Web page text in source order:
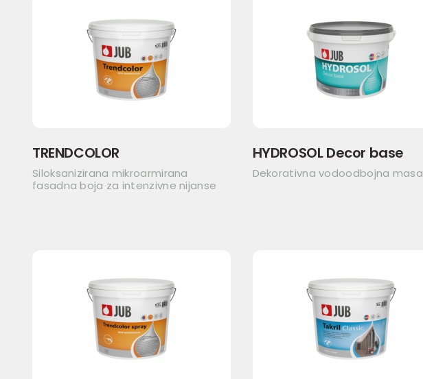
TRENDCOLOR
Siloksanizirana mikroarmirana
fasadna boja za intenzivne nijanse
HYDROSOL Decor base
Dekorativna vodoodbojna masa